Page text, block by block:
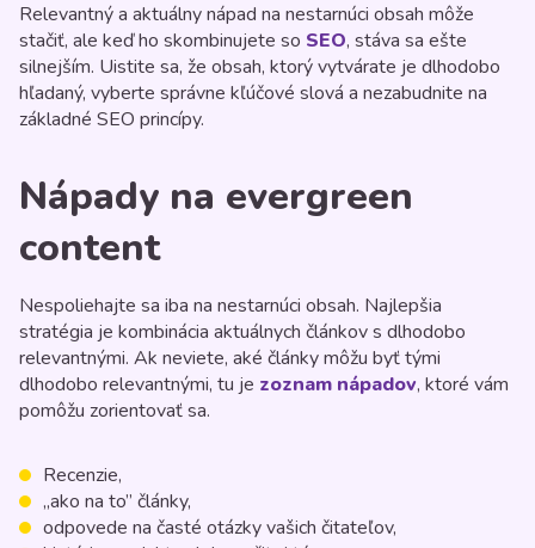
Relevantný a aktuálny nápad na nestarnúci obsah môže
stačiť, ale keď ho skombinujete so SEO, stáva sa ešte
silnejším. Uistite sa, že obsah, ktorý vytvárate je dlhodobo
hľadaný, vyberte správne kľúčové slová a nezabudnite na
základné SEO princípy.
Nápady na evergreen
content
Nespoliehajte sa iba na nestarnúci obsah. Najlepšia
stratégia je kombinácia aktuálnych článkov s dlhodobo
relevantnými. Ak neviete, aké články môžu byť tými
dlhodobo relevantnými, tu je zoznam nápadov, ktoré vám
pomôžu zorientovať sa.
Recenzie,
„ako na to” články,
odpovede na časté otázky vašich čitateľov,